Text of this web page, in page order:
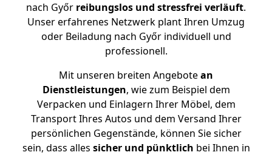
nach Győr reibungslos und stressfrei verläuft.
Unser erfahrenes Netzwerk plant Ihren Umzug
oder Beiladung nach Győr individuell und
professionell.
Mit unseren breiten Angebotean
Dienstleistungen, wie zum Beispiel dem
Verpacken und Einlagern Ihrer Möbel, dem
Transport Ihres Autos und dem Versand Ihrer
persönlichen Gegenstände, können Sie sicher
sein, dass alles sicher und pünktlich bei Ihnen in